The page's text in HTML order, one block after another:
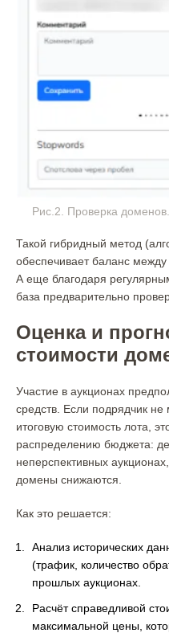
Рис.2. Проверка доменов.
Такой гибридный метод
обеспечивает баланс между
А еще благодаря
база предварительно
Оценка и
стоимости
Участие в аукционах
средств. Если подрядчик не
итоговую стоимость лота,
распределению бюджета:
неперспективных
домены снижаются.
Как это решается:
Анализ исторических
(трафик, количество
прошлых аукционах.
Расчёт справедливой
максимальной цены,